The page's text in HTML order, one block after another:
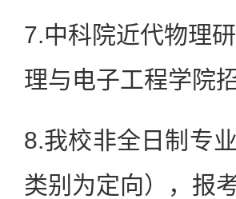
7.中科院近代物理
理与电子工程学院
8.我校非全日制专
类别为定向），报